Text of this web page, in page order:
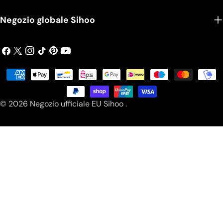
Negozio globale Sihoo
Facebook
X
Instagram
Tic Pinterest
Comunicato
© 2026 Negozio ufficiale EU Sihoo.
Modalità
pagamento